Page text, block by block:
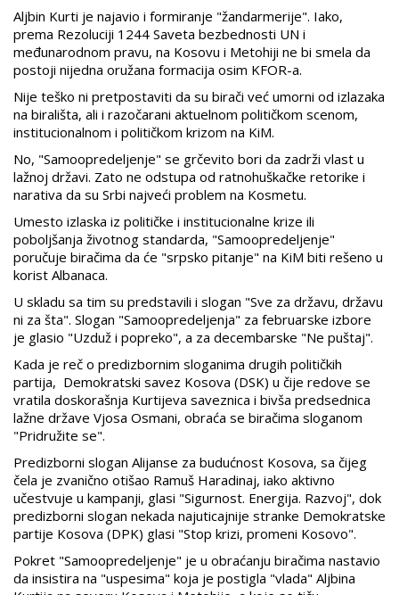
Aljbin Kurti je najavio i formiranje "žandarmerije". Iako,
prema Rezoluciji 1244 Saveta bezbednosti UN i
međunarodnom pravu, na Kosovu i Metohiji ne bi smela da
postoji nijedna oružana formacija osim KFOR-a.
Nije teško ni pretpostaviti da su birači već umorni od izlazaka
na birališta, ali i razočarani aktuelnom političkom scenom,
institucionalnom i političkom krizom na KiM.
No, "Samoopredeljenje" se grčevito bori da zadrži vlast u
lažnoj državi. Zato ne odstupa od ratnohuškačke retorike i
narativa da su Srbi najveći problem na Kosmetu.
Umesto izlaska iz političke i institucionalne krize ili
poboljšanja životnog standarda, "Samoopredeljenje"
poručuje biračima da će "srpsko pitanje" na KiM biti rešeno u
korist Albanaca.
U skladu sa tim su predstavili i slogan "Sve za državu, državu
ni za šta". Slogan "Samoopredeljenja" za februarske izbore
je glasio "Uzduž i popreko", a za decembarske "Ne puštaj".
Kada je reč o predizbornim sloganima drugih političkih
partija, Demokratski savez Kosova (DSK) u čije redove se
vratila doskorašnja Kurtijeva saveznica i bivša predsednica
lažne države Vjosa Osmani, obraća se biračima sloganom
"Pridružite se".
Predizborni slogan Alijanse za budućnost Kosova, sa čijeg
čela je zvanično otišao Ramuš Haradinaj, iako aktivno
učestvuje u kampanji, glasi "Sigurnost. Energija. Razvoj", dok
predizborni slogan nekada najuticajnije stranke Demokratske
partije Kosova (DPK) glasi "Stop krizi, promeni Kosovo".
Pokret "Samoopredeljenje" je u obraćanju biračima nastavio
da insistira na "uspesima" koja je postigla "vlada" Aljbina